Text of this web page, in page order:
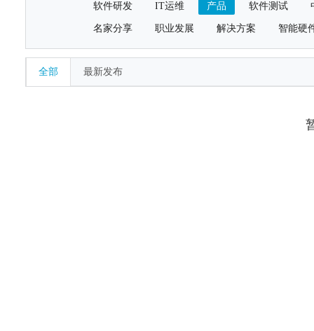
软件研发 IT运维 产品 软件测试
名家分享 职业发展 解决方案 智能硬
全部 最新发布